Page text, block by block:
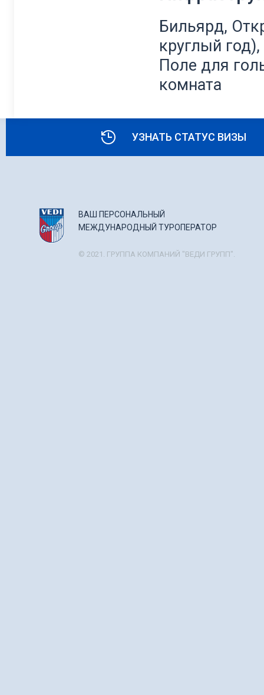
Бильярд,
круглый
Поле для
комната
УЗНАТЬ СТАТУС ВИЗЫ
ВАШ ПЕРСОНАЛЬНЫЙ
МЕЖДУНАРОДНЫЙ ТУРОПЕРАТОР
© 2021. ГРУППА КОМПАНИЙ "ВЕДИ ГРУПП".